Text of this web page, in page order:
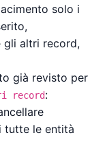
solo i
gli altri record,
già revisto per
record:
tutte le entità